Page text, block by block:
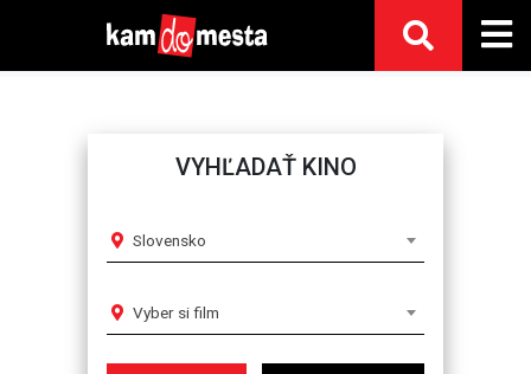
VYHĽADAŤ KINO
Slovensko
Vyber si film